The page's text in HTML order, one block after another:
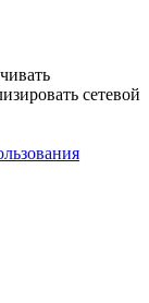
сетевой